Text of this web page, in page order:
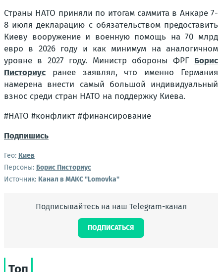
Страны НАТО приняли по итогам саммита в Анкаре 7-
8 июля декларацию с обязательством предоставить
Киеву вооружение и военную помощь на 70 млрд
евро в 2026 году и как минимум на аналогичном
уровне в 2027 году. Министр обороны ФРГ Борис
Писториус ранее заявлял, что именно Германия
намерена внести самый большой индивидуальный
взнос среди стран НАТО на поддержку Киева.
#НАТО #конфликт #финансирование
Подпишись
Гео: Киев
Персоны: Борис Писториус
Источник: Канал в МАКС "Lomovka"
Подписывайтесь на наш Telegram-канал
ПОДПИСАТЬСЯ
Топ